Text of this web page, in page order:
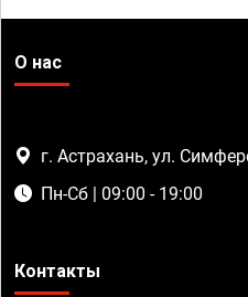
О нас
г. Астрахань, ул.
Пн-Сб | 09:00 - 19:00
Контакты